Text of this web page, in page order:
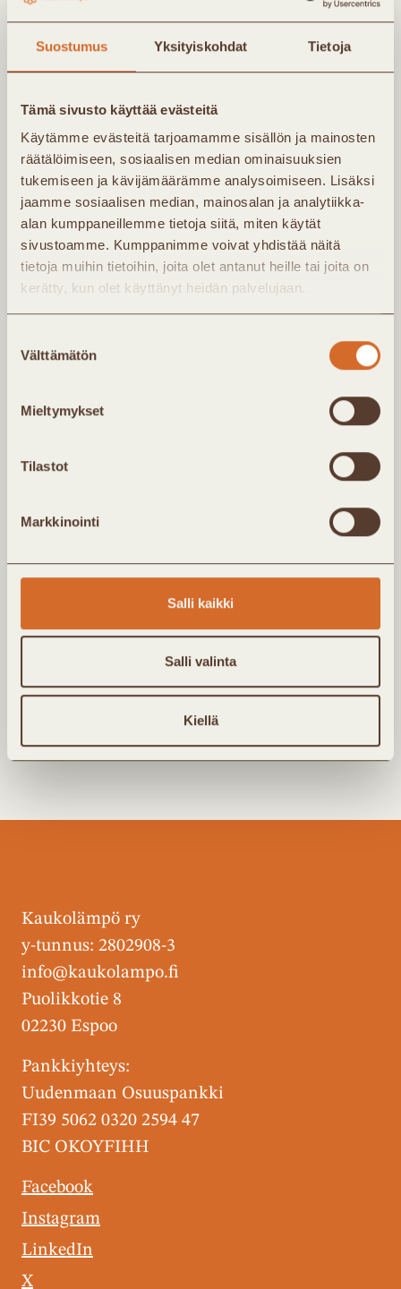
Suostumus Yksityiskohdat Tietoja
Tämä sivusto käyttää evästeitä
Käytämme evästeitä tarjoamamme sisällön ja mainosten
räätälöimiseen, sosiaalisen median ominaisuuksien
tukemiseen ja kävijämäärämme analysoimiseen. Lisäksi
jaamme sosiaalisen median, mainosalan ja analytiikka-
alan kumppaneillemme tietoja siitä, miten käytät
sivustoamme. Kumppanimme voivat yhdistää näitä
tietoja muihin tietoihin, joita olet antanut heille tai joita on
kerätty, kun olet käyttänyt heidän palvelujaan.
valinta
Välttämätön
Mieltymykset
Tilastot
Markkinointi
Salli kaikki
Salli valinta
Kiellä
saavat lisäksi noin kerran kuukaudessa
jäsenkirjeen, jossa ajankohtaista infoa
Kaukolämpö Ry:n toiminnasta.
uutis-/jäsenkirjeen sähköpostiini. Täyttämällä lomakkeen
annan yhdistykselle luvan tallentaa antamani tiedot
henkilötietojen käsittelystä löytyytietosuojaselosteesta.
Kaukolämpö ry
y-tunnus: 2802908-3
info@kaukolampo.fi
Puolikkotie 8
02230 Espoo
Pankkiyhteys:
Uudenmaan Osuuspankki
FI39 5062 0320 2594 47
BIC OKOYFIHH
Facebook
Instagram
LinkedIn
X